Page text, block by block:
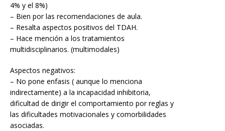
4% y el 8%)
– Bien por las recomendaciones de aula.
– Resalta aspectos positivos del TDAH.
– Hace mención a los tratamientos
multidisciplinarios. (multimodales)
Aspectos negativos:
– No pone enfasis ( aunque lo menciona
indirectamente) a la incapacidad inhibitoria,
dificultad de dirigir el comportamiento por reglas y
las dificultades motivacionales y comorbilidades
asociadas.